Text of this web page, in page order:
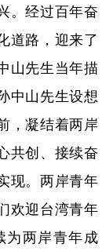
经过百年奋
道路，迎来了
山先生当年描
中山先生设想
，凝结着两岸
共创、接续奋
现。两岸青年
欢迎台湾青年
为两岸青年成